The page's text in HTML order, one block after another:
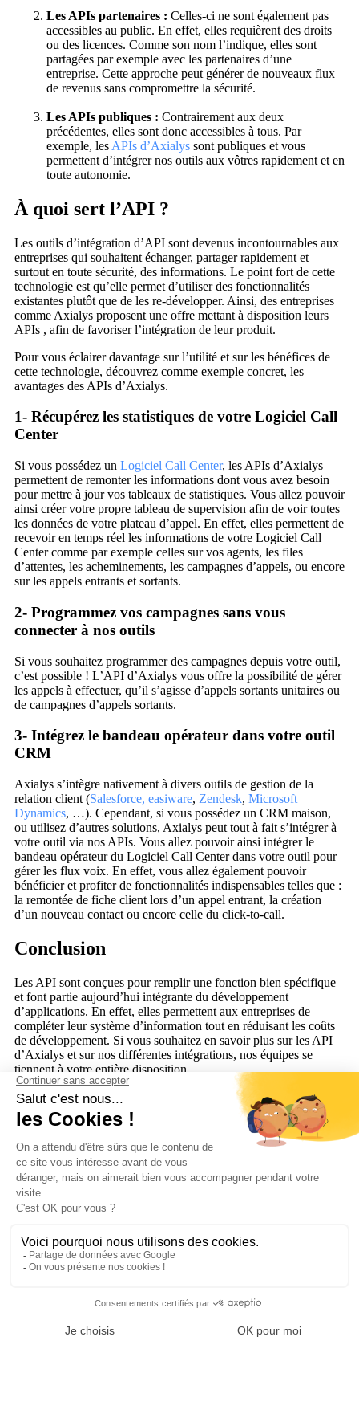
Les APIs partenaires : Celles-ci ne sont également pas
accessibles au public. En effet, elles requièrent des droits
ou des licences. Comme son nom l’indique, elles sont
partagées par exemple avec les partenaires d’une
entreprise. Cette approche peut générer de nouveaux flux
de revenus sans compromettre la sécurité.
Les APIs publiques : Contrairement aux deux
précédentes, elles sont donc accessibles à tous. Par
exemple, les APIs d’Axialys sont publiques et vous
permettent d’intégrer nos outils aux vôtres rapidement et en
toute autonomie.
À quoi sert l’API ?
Les outils d’intégration d’API sont devenus incontournables aux
entreprises qui souhaitent échanger, partager rapidement et
surtout en toute sécurité, des informations. Le point fort de cette
technologie est qu’elle permet d’utiliser des fonctionnalités
existantes plutôt que de les re-développer. Ainsi, des entreprises
comme Axialys proposent une offre mettant à disposition leurs
APIs , afin de favoriser l’intégration de leur produit.
Pour vous éclairer davantage sur l’utilité et sur les bénéfices de
cette technologie, découvrez comme exemple concret, les
avantages des APIs d’Axialys.
1- Récupérez les statistiques de votre Logiciel Call
Center
Si vous possédez un Logiciel Call Center, les APIs d’Axialys
permettent de remonter les informations dont vous avez besoin
pour mettre à jour vos tableaux de statistiques. Vous allez pouvoir
ainsi créer votre propre tableau de supervision afin de voir toutes
les données de votre plateau d’appel. En effet, elles permettent de
recevoir en temps réel les informations de votre Logiciel Call
Center comme par exemple celles sur vos agents, les files
d’attentes, les acheminements, les campagnes d’appels, ou encore
sur les appels entrants et sortants.
2- Programmez vos campagnes sans vous
connecter à nos outils
Si vous souhaitez programmer des campagnes depuis votre outil,
c’est possible ! L’API d’Axialys vous offre la possibilité de gérer
les appels à effectuer, qu’il s’agisse d’appels sortants unitaires ou
de campagnes d’appels sortants.
3- Intégrez le bandeau opérateur dans votre outil
CRM
Axialys s’intègre nativement à divers outils de gestion de la
relation client (Salesforce, easiware, Zendesk, Microsoft
Dynamics, …). Cependant, si vous possédez un CRM maison,
ou utilisez d’autres solutions, Axialys peut tout à fait s’intégrer à
votre outil via nos APIs. Vous allez pouvoir ainsi intégrer le
bandeau opérateur du Logiciel Call Center dans votre outil pour
gérer les flux voix. En effet, vous allez également pouvoir
bénéficier et profiter de fonctionnalités indispensables telles que :
la remontée de fiche client lors d’un appel entrant, la création
d’un nouveau contact ou encore celle du click-to-call.
Conclusion
Les API sont conçues pour remplir une fonction bien spécifique
et font partie aujourd’hui intégrante du développement
d’applications. En effet, elles permettent aux entreprises de
compléter leur système d’information tout en réduisant les coûts
de développement. Si vous souhaitez en savoir plus sur les API
d’Axialys et sur nos différentes intégrations, nos équipes se
tiennent à votre entière disposition.